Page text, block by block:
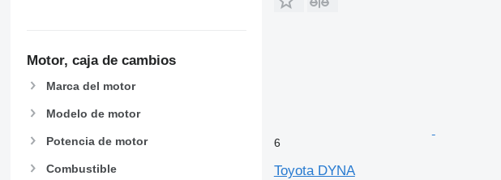
Motor, caja de cambios
Marca del motor
Modelo de motor
Potencia de motor
Combustible
6
Toyota DYNA